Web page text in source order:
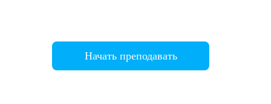
Начать преподавать